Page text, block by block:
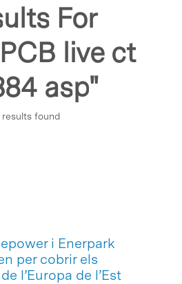
For
live ct
asp"
results found
i Enerpark
per cobrir els
l’Europa de l’Est